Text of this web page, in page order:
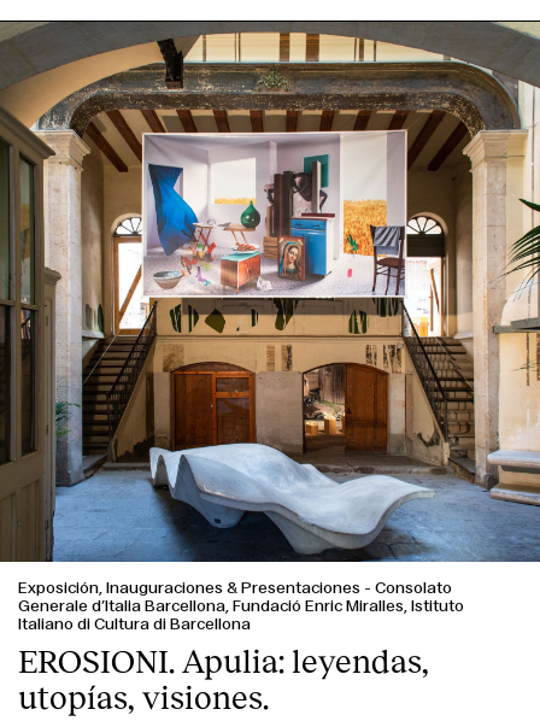
Clientes
Exposición, Inauguraciones & Presentaciones - Consolato
Generale d’Italia Barcellona, Fundació Enric Miralles, Istituto
Italiano di Cultura di Barcellona
EROSIONI. Apulia: leyendas,
utopías, visiones.